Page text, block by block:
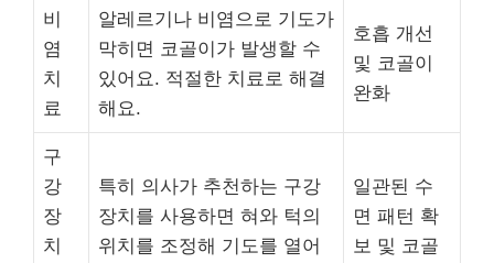
비
염
치
료
알레르기나 비염으로 기도가
막히면 코골이가 발생할 수
있어요. 적절한 치료로 해결
해요.
호흡 개선
및 코골이
완화
구
강
장
치
특히 의사가 추천하는 구강
장치를 사용하면 혀와 턱의
위치를 조정해 기도를 열어
일관된 수
면 패턴 확
보 및 코골